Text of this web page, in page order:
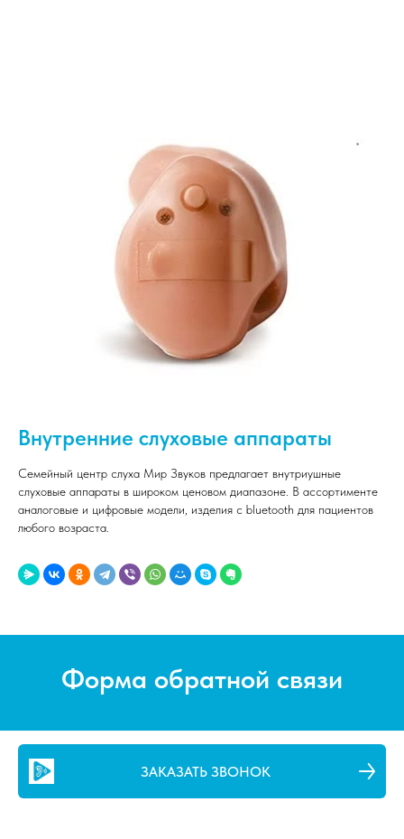
Внутренние слуховые аппараты
Семейный центр слуха Мир Звуков предлагает внутриушные
слуховые аппараты в широком ценовом диапазоне. В ассортименте
аналоговые и цифровые модели, изделия с bluetooth для пациентов
любого возраста.
Форма обратной связи
ЗАКАЗАТЬ ЗВОНОК